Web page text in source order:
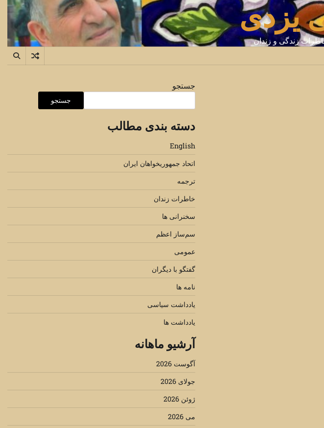
یزدی
زندگی و زندان
جستجو
جستجو
دسته بندی مطالب
English
اتحاد جمهوریخواهان ایران
ترجمه
خاطرات زندان
سخنرانی ها
سم‌ساز اعظم
عمومی
گفتگو با دیگران
نامه ها
یادداشت سیاسی
یادداشت ها
آرشیو ماهانه
آگوست 2026
جولای 2026
ژوئن 2026
می 2026